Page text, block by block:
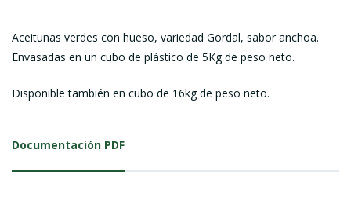
Aceitunas verdes con hueso, variedad Gordal, sabor anchoa.
Envasadas en un cubo de plástico de 5Kg de peso neto.
Disponible también en cubo de 16kg de peso neto.
Documentación PDF